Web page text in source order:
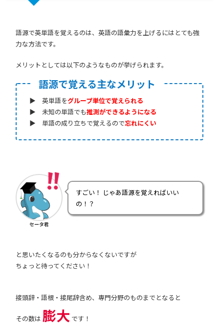
語源で英単語を覚えるのは、英語の語彙力を上げるにはとても強
力な方法です。
メリットとしては以下のようなものが挙げられます。
語源で覚える主なメリット
▶ 英単語をグループ単位で覚えられる
▶ 未知の単語でも推測ができるようになる
▶ 単語の成り立ちで覚えるので忘れにくい
セータ君
すごい！ じゃあ語源を覚えればいい
の！？
と思いたくなるのも分からなくないですが
ちょっと待ってください！
接頭辞・語根・接尾辞含め、専門分野のものまでとなると
その数は 膨大 です！